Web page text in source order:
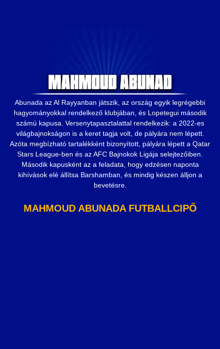
Abunada az Al Rayyanban játszik, az ország egyik legrégebbi
hagyományokkal rendelkező klubjában, és Lopetegui második
számú kapusa. Versenytapasztalattal rendelkezik: a 2022-es
világbajnokságon is a keret tagja volt, de pályára nem lépett.
Azóta megbízható tartalékként bizonyított, pályára lépett a Qatar
Stars League-ben és az AFC Bajnokok Ligája selejtezőiben.
Második kapusként az a feladata, hogy edzésen naponta
kihívások elé állítsa Barshamban, és mindig készen álljon a
bevetésre.
MAHMOUD ABUNADA FUTBALLCIPŐ